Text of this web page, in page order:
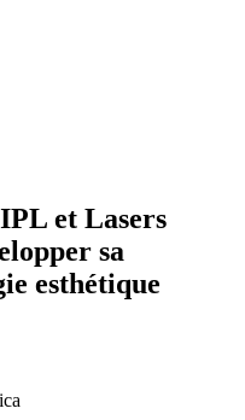
et Lasers
sa
esthétique